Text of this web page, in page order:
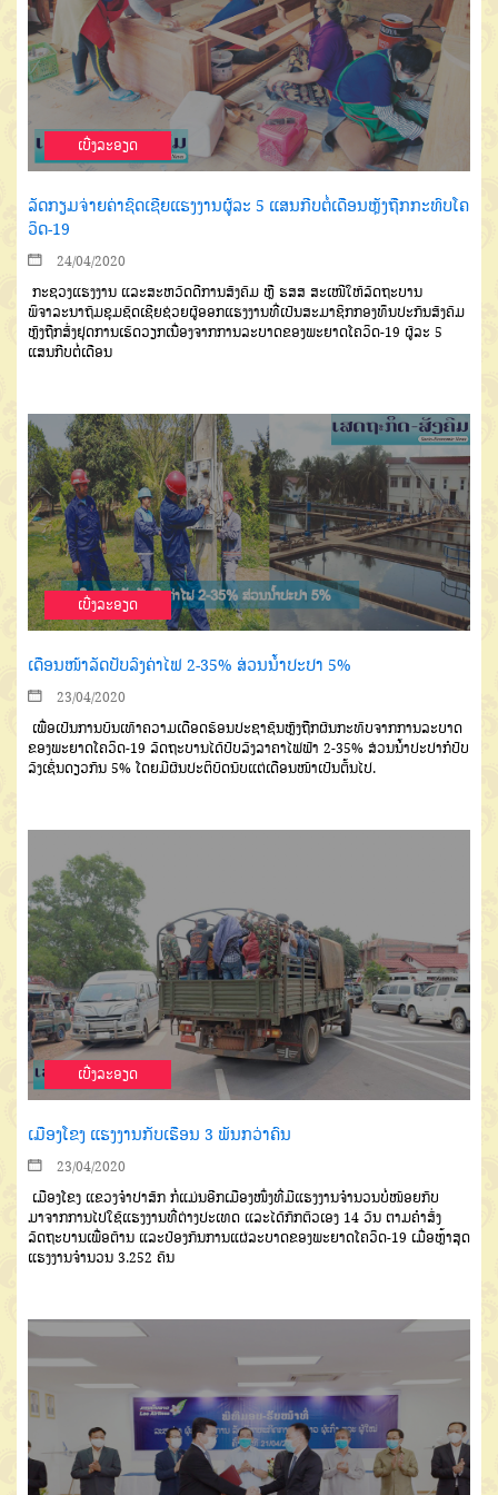
ເບີ່ງລະອຽດ
ລັດກຽມຈ່າຍຄ່າຊົດເຊີຍແຮງງານຜູ້ລະ 5 ແສນກີບຕໍ່ເດືອນຫຼັງຖືກກະທົບໂຄ
ວິດ-19
24/04/2020
ກະຊວງແຮງງານ ແລະສະຫວັດດີການສັງຄົມ ຫຼື ຮສສ ສະເໜີໃຫ້ລັດຖະບານ
ພິຈາລະນາຖົມຂຸມຊົດເຊີຍຊ່ວຍຜູ້ອອກແຮງງານທີ່ເປັນສະມາຊິກກອງທຶນປະກັນສັງຄົມ
ຫຼັງຖືກສັ່ງຢຸດການເຮັດວຽກເນື່ອງຈາກການລະບາດຂອງພະຍາດໂຄວິດ-19 ຜູ້ລະ 5
ແສນກີບຕໍ່ເດືອນ
ເບີ່ງລະອຽດ
ເດືອນໜ້າລັດປັບລົງຄ່າໄຟ 2-35% ສ່ວນນໍ້າປະປາ 5%
23/04/2020
ເພື່ອເປັນການບັນເທົາຄວາມເດືອດຮ້ອນປະຊາຊົນຫຼັງຖືກຜົນກະທົບຈາກການລະບາດ
ຂອງພະຍາດໂຄວິດ-19 ລັດຖະບານໄດ້ປັບລົງລາຄາໄຟຟ້າ 2-35% ສ່ວນນໍ້າປະປາກໍປັບ
ລົງເຊັ່ນດຽວກັນ 5% ໂດຍມີຜົນປະຕິບັດນັບແຕ່ເດືອນໜ້າເປັນຕົ້ນໄປ.
ເບີ່ງລະອຽດ
ເມືອງໂຂງ ແຮງງານກັບເຮືອນ 3 ພັນກວ່າຄົນ
23/04/2020
ເມືອງໂຂງ ແຂວງຈໍາປາສັກ ກໍ່ແມ່ນອີກເມືອງໜຶ່ງທີ່ມີແຮງງານຈໍານວນບໍ່ໜ້ອຍກັບ
ມາຈາກການໄປໃຊ້ແຮງງານທີ່ຕ່າງປະເທດ ແລະໄດ້ກັກຕົວເອງ 14 ວັນ ຕາມຄໍາສັ່ງ
ລັດຖະບານເພື່ອຕ້ານ ແລະປ້ອງກັນການແຜ່ລະບາດຂອງພະຍາດໂຄວິດ-19 ເມື່ອຫຼ້າສຸດ
ແຮງງານຈໍານວນ 3.252 ຄົນ